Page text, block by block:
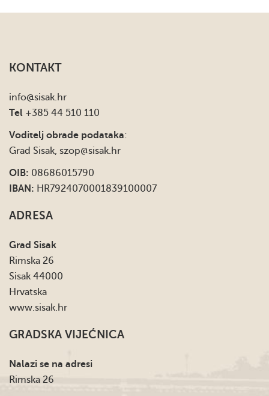
KONTAKT
info@sisak.hr
Tel +385 44 510 110
Voditelj obrade podataka:
Grad Sisak, szop@sisak.hr
OIB: 08686015790
IBAN: HR7924070001839100007
ADRESA
Grad Sisak
Rimska 26
Sisak 44000
Hrvatska
www.sisak.hr
GRADSKA VIJEĆNICA
Nalazi se na adresi
Rimska 26